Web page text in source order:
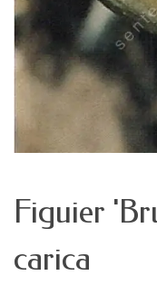
Figuier
carica